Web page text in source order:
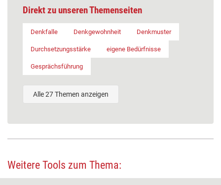
Direkt zu unseren Themenseiten
Denkfalle Denkgewohnheit Denkmuster
Durchsetzungsstärke eigene Bedürfnisse
Gesprächsführung
Alle 27 Themen anzeigen
Weitere Tools zum Thema: